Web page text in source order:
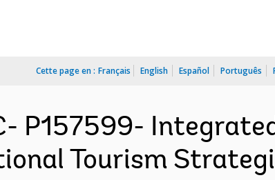
Cette page en : Français English Español Português
P157599-
Tourism